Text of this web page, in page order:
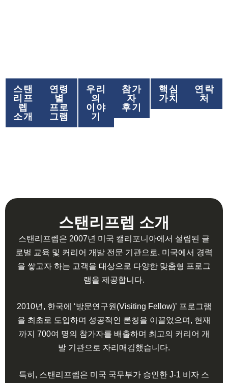
스탠
리프
렙
소개
연령
별
프로
그램
우리
의
이야
기
참가
자
후기
핵심
가치
연락
처
스탠리프렙 소개
스탠리프렙은 2007년 미국 캘리포니아에서 설립된 글
로벌 교육 및 커리어 개발 전문 기관으로, 미국에서 경력
을 쌓고자 하는 고객을 대상으로 다양한 맞춤형 프로그
램을 제공합니다.
2010년, 한국에 ‘방문연구원(Visiting Fellow)’ 프로그램
을 최초로 도입하며 성공적인 론칭을 이끌었으며, 현재
까지 700여 명의 참가자를 배출하며 최고의 커리어 개
발 기관으로 자리매김했습니다.
특히, 스탠리프렙은 미국 국무부가 승인한 J-1 비자 스